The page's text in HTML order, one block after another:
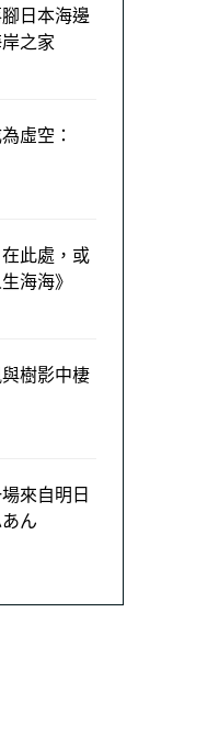
日本海邊
之家
虛空：
此處，或
海海》
樹影中棲
來自明日
ん